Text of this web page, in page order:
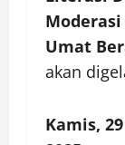
Umat
akan
Kamis,